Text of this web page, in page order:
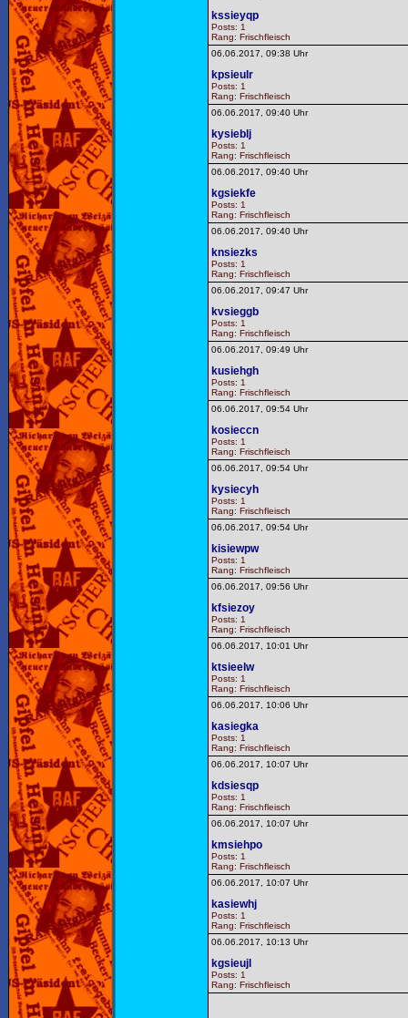
kssieyqp
Posts: 1
Rang: Frischfleisch
06.06.2017, 09:38 Uhr
kpsieulr
Posts: 1
Rang: Frischfleisch
06.06.2017, 09:40 Uhr
kysieblj
Posts: 1
Rang: Frischfleisch
06.06.2017, 09:40 Uhr
kgsiekfe
Posts: 1
Rang: Frischfleisch
06.06.2017, 09:40 Uhr
knsiezks
Posts: 1
Rang: Frischfleisch
06.06.2017, 09:47 Uhr
kvsieggb
Posts: 1
Rang: Frischfleisch
06.06.2017, 09:49 Uhr
kusiehgh
Posts: 1
Rang: Frischfleisch
06.06.2017, 09:54 Uhr
kosieccn
Posts: 1
Rang: Frischfleisch
06.06.2017, 09:54 Uhr
kysiecyh
Posts: 1
Rang: Frischfleisch
06.06.2017, 09:54 Uhr
kisiewpw
Posts: 1
Rang: Frischfleisch
06.06.2017, 09:56 Uhr
kfsiezoy
Posts: 1
Rang: Frischfleisch
06.06.2017, 10:01 Uhr
ktsieelw
Posts: 1
Rang: Frischfleisch
06.06.2017, 10:06 Uhr
kasiegka
Posts: 1
Rang: Frischfleisch
06.06.2017, 10:07 Uhr
kdsiesqp
Posts: 1
Rang: Frischfleisch
06.06.2017, 10:07 Uhr
kmsiehpo
Posts: 1
Rang: Frischfleisch
06.06.2017, 10:07 Uhr
kasiewhj
Posts: 1
Rang: Frischfleisch
06.06.2017, 10:13 Uhr
kgsieujl
Posts: 1
Rang: Frischfleisch